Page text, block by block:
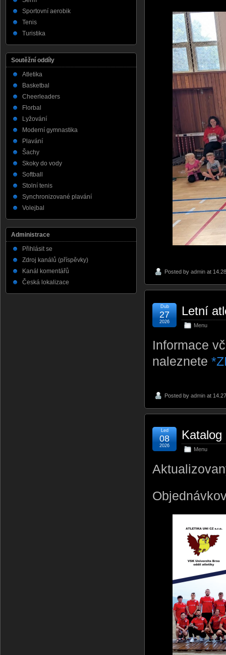
Posted by admin at 14.28
Letní
Menu
Dub
27
2026
Informace
naleznete
Posted by admin at 14.27
Menu
Led
08
2026
Sportovní aerobik
Tenis
Turistika
Soutěžní oddíly
Atletika
Basketbal
Cheerleaders
Florbal
Lyžování
Moderní gymnastika
Plavání
Šachy
Skoky do vody
Softball
Stolní tenis
Synchronizované plavání
Volejbal
Administrace
Přihlásit se
Zdroj kanálů (příspěvky)
Kanál komentářů
Česká lokalizace